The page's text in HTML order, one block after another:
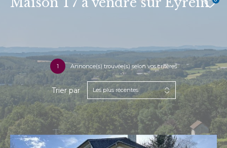
1 Annonce(s) trouvée(s) selon vos critères
Trier par Les plus récentes